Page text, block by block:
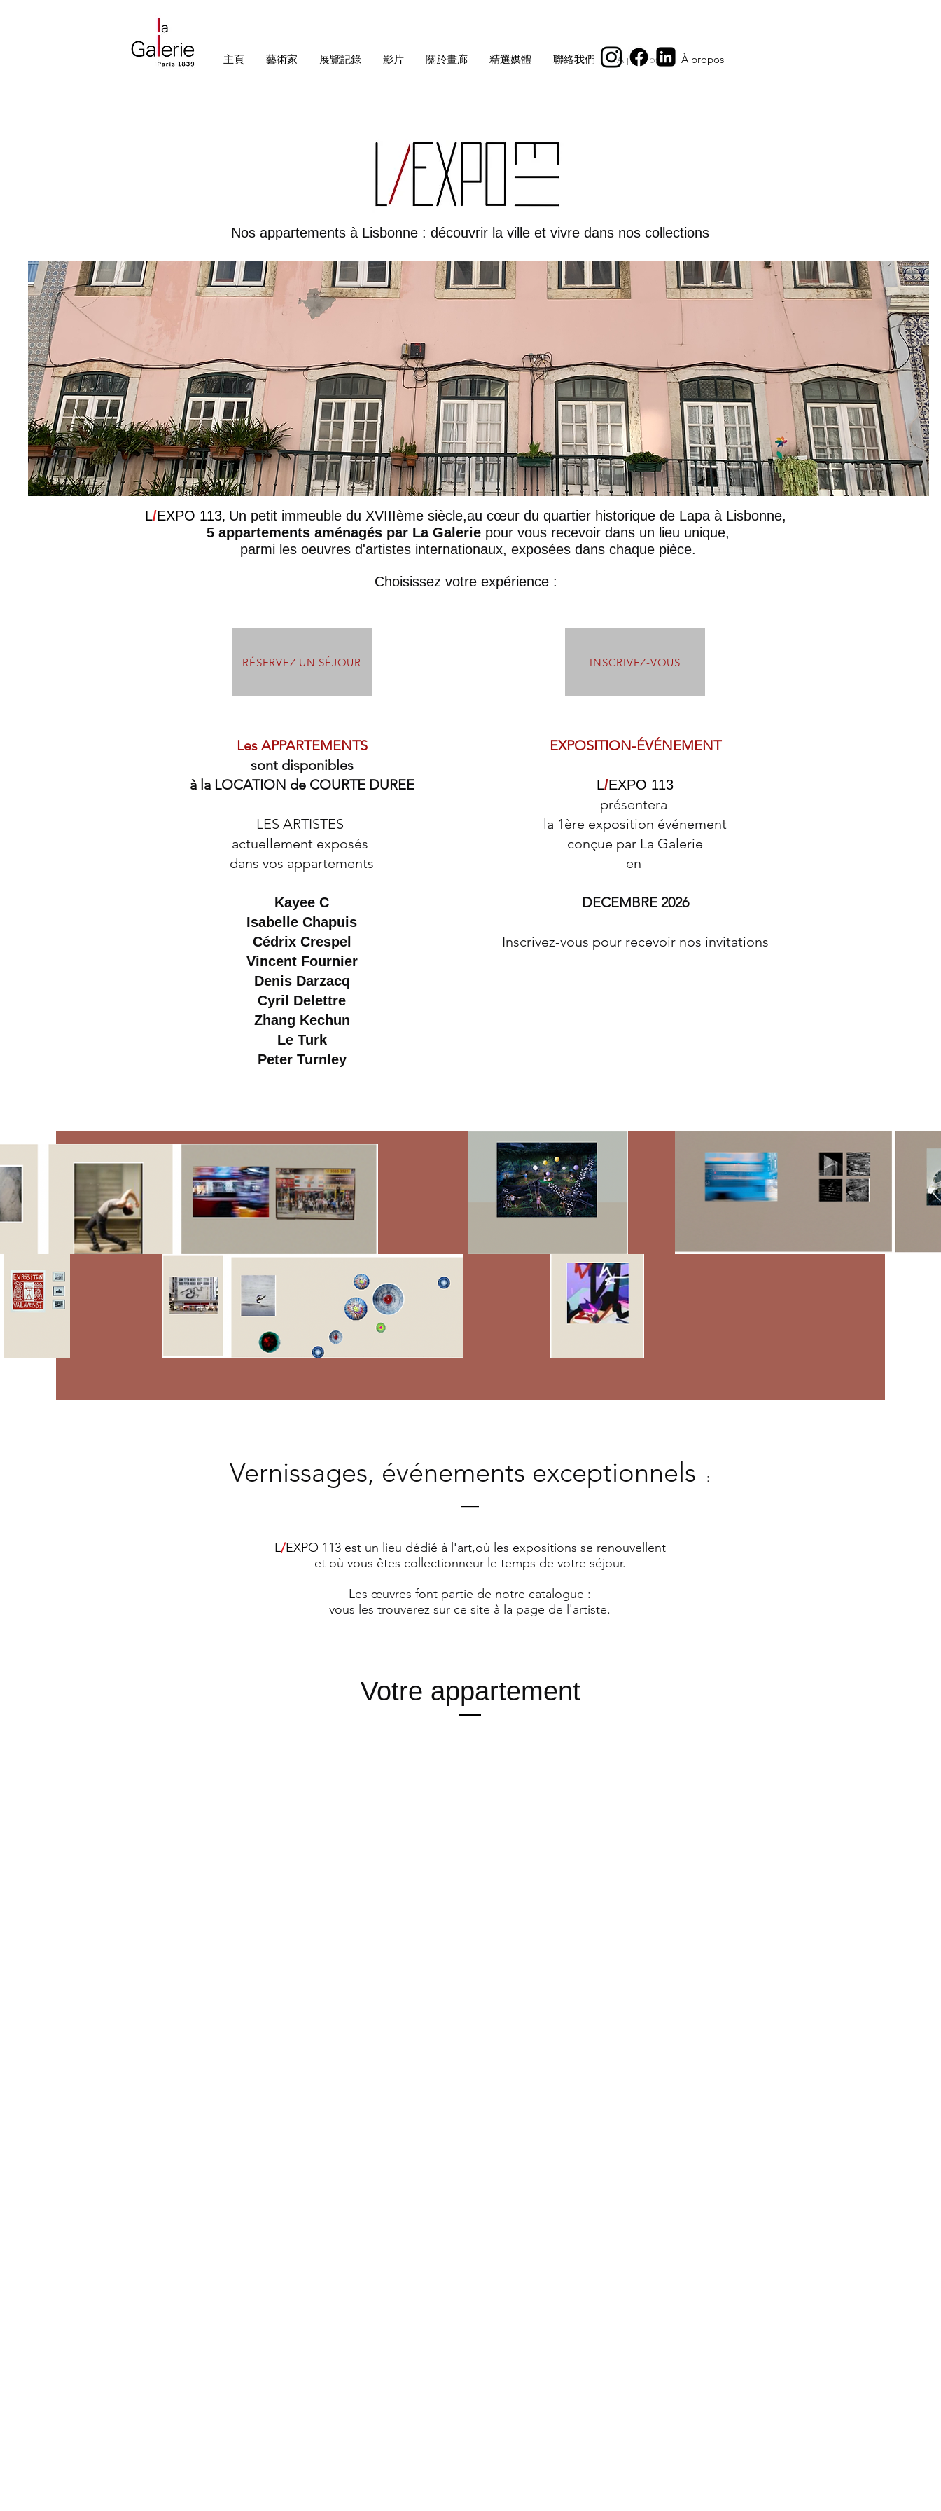
主頁 藝術家 展覽記錄 影片 關於畫廊 精選媒體 聯絡我們 À propos À propos
Nos appartements à Lisbonne : découvrir la ville et vivre dans nos collections
L/EXPO 113, Un petit immeuble du XVIIIème siècle,au cœur du quartier historique de Lapa à Lisbonne,
5 appartements aménagés par La Galeriepour vous recevoir dans un lieu unique,
parmi les oeuvres d'artistes internationaux, exposées dans chaque pièce.
Choisissez votre expérience :
RÉSERVEZ UN SÉJOUR
Les APPARTEMENTS
sont disponibles
à la LOCATION de COURTE DUREE
LES ARTISTES
actuellement exposés
dans vos appartements
Kayee C
Isabelle Chapuis
Cédrix Crespel
Vincent Fournier
Denis Darzacq
Cyril Delettre
Zhang Kechun
Le Turk
Peter Turnley
INSCRIVEZ-VOUS
EXPOSITION-ÉVÉNEMENT
L/EXPO 113
présentera
la 1ère exposition événement
conçue par La Galerie
en
DECEMBRE 2026
​Inscrivez-vous pour recevoir nos invitations
Vernissages, événements exceptionnels :
L/EXPO 113est un lieu dédié à l'art,où les expositions se renouvellent
et où vous êtes collectionneur le temps de votre séjour.​
Les œuvres font partie de notre catalogue :
vous les trouverez sur ce site à la page de l'artiste.​
Votre appartement